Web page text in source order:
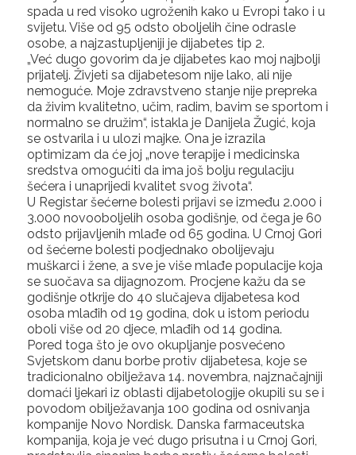
spada u red visoko ugroženih kako u Evropi tako i u
svijetu. Više od 95 odsto oboljelih čine odrasle
osobe, a najzastupljeniji je dijabetes tip 2.
„Već dugo govorim da je dijabetes kao moj najbolji
prijatelj. Živjeti sa dijabetesom nije lako, ali nije
nemoguće. Moje zdravstveno stanje nije prepreka
da živim kvalitetno, učim, radim, bavim se sportom i
normalno se družim“, istakla je Danijela Žugić, koja
se ostvarila i u ulozi majke. Ona je izrazila
optimizam da će joj „nove terapije i medicinska
sredstva omogućiti da ima još bolju regulaciju
šećera i unaprijedi kvalitet svog života“.
U Registar šećerne bolesti prijavi se između 2.000 i
3.000 novooboljelih osoba godišnje, od čega je 60
odsto prijavljenih mlađe od 65 godina. U Crnoj Gori
od šećerne bolesti podjednako obolijevaju
muškarci i žene, a sve je više mlađe populacije koja
se suočava sa dijagnozom. Procjene kažu da se
godišnje otkrije do 40 slučajeva dijabetesa kod
osoba mlađih od 19 godina, dok u istom periodu
oboli više od 20 djece, mlađih od 14 godina.
Pored toga što je ovo okupljanje posvećeno
Svjetskom danu borbe protiv dijabetesa, koje se
tradicionalno obilježava 14. novembra, najznačajniji
domaći ljekari iz oblasti dijabetologije okupili su se i
povodom obilježavanja 100 godina od osnivanja
kompanije Novo Nordisk. Danska farmaceutska
kompanija, koja je već dugo prisutna i u Crnoj Gori,